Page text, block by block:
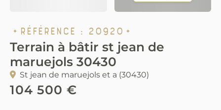
Référence : 20920
Terrain à bâtir st jean de
maruejols 30430
St jean de maruejols et a (30430)
104 500 €